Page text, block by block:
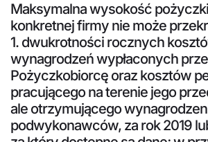
Maksymalna wysokość
konkretnej firmy nie może
1. dwukrotności rocznych
wynagrodzeń wypłaconych
Pożyczkobiorcę oraz kosztów
pracującego na terenie jego
ale otrzymującego
podwykonawców, za rok 2019